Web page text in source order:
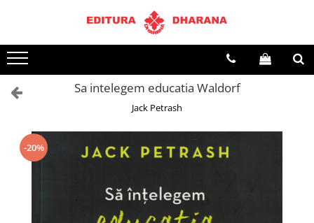
Terapii
Dietoterapie
Sa intelegem educatia Waldorf
Jack Petrash
-20%